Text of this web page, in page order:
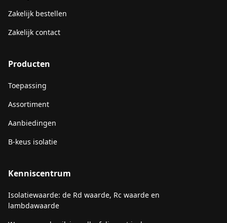
Zakelijk bestellen
Zakelijk contact
Producten
Toepassing
Assortiment
Aanbiedingen
B-keus isolatie
Kenniscentrum
Isolatiewaarde: de Rd waarde, Rc waarde en
lambdawaarde